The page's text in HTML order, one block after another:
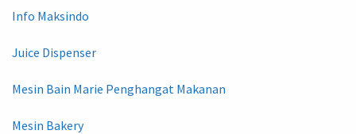
Info Maksindo
Juice Dispenser
Mesin Bain Marie Penghangat Makanan
Mesin Bakery